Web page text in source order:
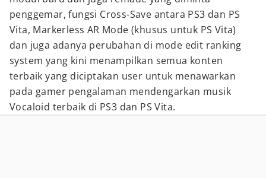
penggemar, fungsi Cross-Save antara PS3 dan PS
Vita, Markerless AR Mode (khusus untuk PS Vita)
dan juga adanya perubahan di mode edit ranking
system yang kini menampilkan semua konten
terbaik yang diciptakan user untuk menawarkan
pada gamer pengalaman mendengarkan musik
Vocaloid terbaik di PS3 dan PS Vita.